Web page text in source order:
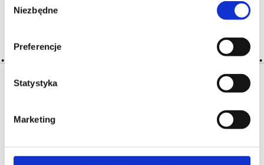
zgody
Niezbędne
Preferencje
Statystyka
Marketing
CZYTAJ WIĘCEJ
O NAS OFERTA ONLINE PRODUCENCI
BLOG